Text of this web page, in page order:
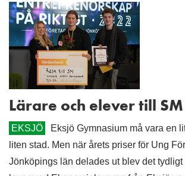
Lärare och elever till SM
EKSJÖ
Eksjö Gymnasium må vara en
liten stad. Men när årets priser för Ung
Jönköpings län delades ut blev det tydligt